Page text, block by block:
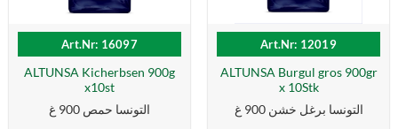
Art.Nr: 16097
ALTUNSA Kicherbsen 900g
x10st
التونسا حمص 900 غ
Art.Nr: 12019
ALTUNSA Burgul gros 900gr
x 10Stk
التونسا برغل خشن 900 غ